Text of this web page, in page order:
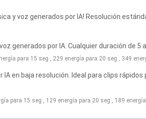
y voz generados por IA! Resolución
generados por IA. Cualquier duración de 5
para 15 seg , 229 energía para 20 seg , 349
IA en baja resolución. Ideal para clips
para 15 seg , 129 energía para 20 seg , 189